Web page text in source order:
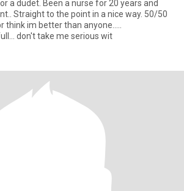
for 20 years and
Straight to the point in a nice way. 50/50
kind..loving...respectfull... don't take me serious wit